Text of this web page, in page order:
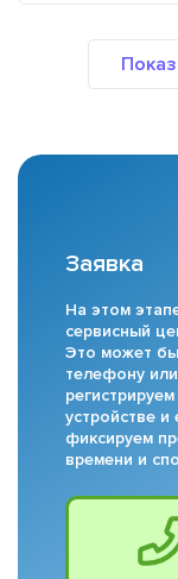
Заявка
На этом
сервисный
Это может
телефону
устройстве и
фиксируем
времени и